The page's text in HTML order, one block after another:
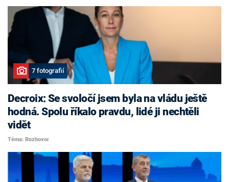
7 fotografií
Decroix: Se svoločí jsem byla na vládu ještě
hodná. Spolu říkalo pravdu, lidé ji nechtěli
vidět
Téma: Rozhovor